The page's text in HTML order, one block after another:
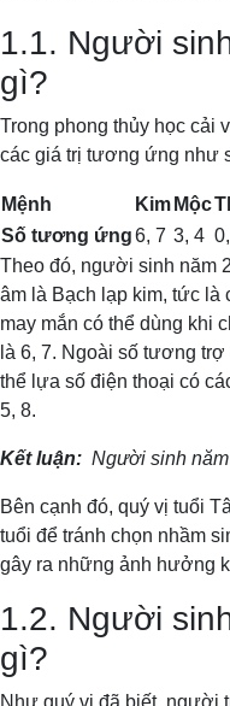
1.1. Người
gì?
Trong phong thủy học cải
các giá trị tương ứng như
Mệnh Kim Mộc
Số tương ứng6, 7 3, 4
Theo đó, người sinh năm
âm là Bạch lạp kim, tức là
may mắn có thể dùng khi
là 6, 7. Ngoài số tương
thể lựa số điện thoại có
5, 8.
Kết luận: Người sinh
Bên cạnh đó, quý vị tuổi
tuổi để tránh chọn nhầm
gây ra những ảnh hưởng
1.2. Người
gì?
Như quý vị đã biết, người